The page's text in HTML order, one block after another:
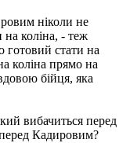
ніколи не
на коліна, - теж
готовий стати на
коліна прямо на
бійця, яка
вибачиться перед
Кадировим?